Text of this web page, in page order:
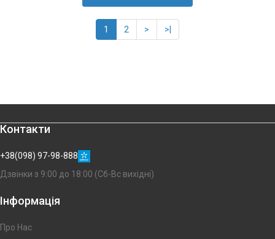
1 2 > >|
Контакти
+38(098) 97-98-888
Дзвінки з 9:00 до 18:00 (Сб-Вс вихідні)
Інформація
Про Нас